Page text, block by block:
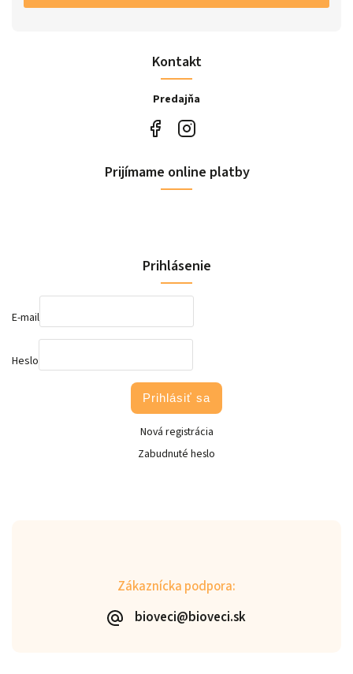
Zákaznícka podpora:
bioveci@bioveci.sk
Kontakt
Predajňa
Prijímame online platby
Prihlásenie
E-mail
Heslo
Prihlásiť sa
Nová registrácia
Zabudnuté heslo